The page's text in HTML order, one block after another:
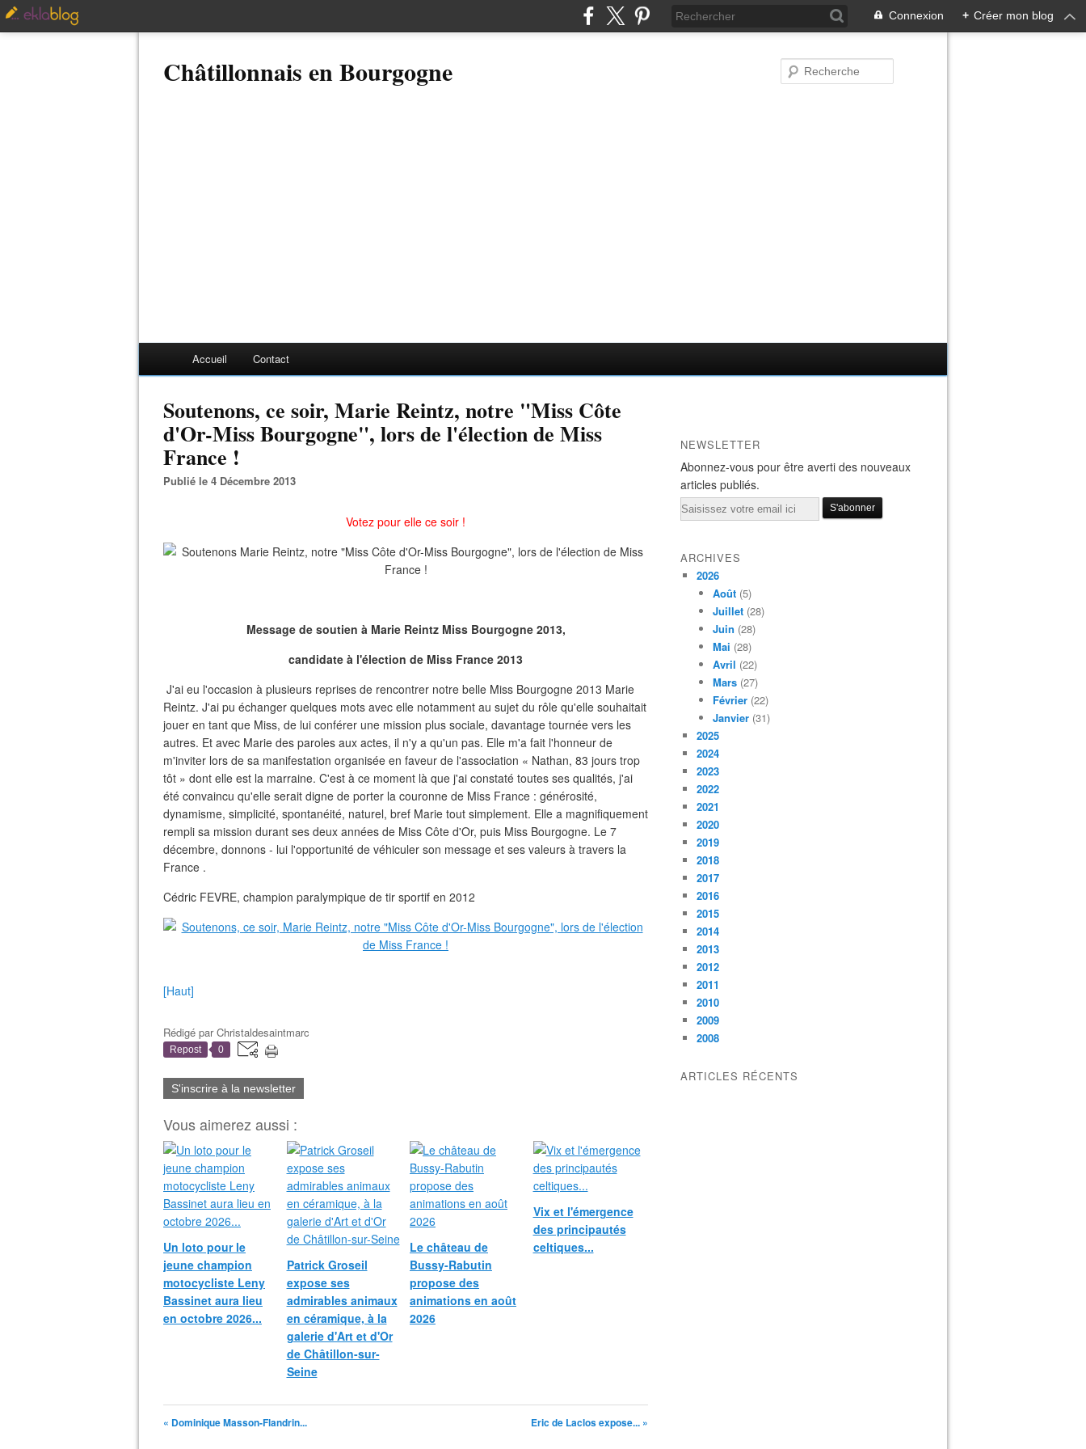
Connexion + Créer mon blog
Châtillonnais en Bourgogne
Accueil Contact
Soutenons, ce soir, Marie Reintz, notre "Miss Côte
d'Or-Miss Bourgogne", lors de l'élection de Miss
France !
Publié le 4 Décembre 2013
Votez pour elle ce soir !
Message de soutien à Marie Reintz Miss Bourgogne 2013,
candidate à l'élection de Miss France 2013
J'ai eu l'occasion à plusieurs reprises de rencontrer notre belle Miss Bourgogne 2013 Marie
Reintz. J'ai pu échanger quelques mots avec elle notamment au sujet du rôle qu'elle souhaitait
jouer en tant que Miss, de lui conférer une mission plus sociale, davantage tournée vers les
autres. Et avec Marie des paroles aux actes, il n'y a qu'un pas. Elle m'a fait l'honneur de
m'inviter lors de sa manifestation organisée en faveur de l'association « Nathan, 83 jours trop
tôt » dont elle est la marraine. C'est à ce moment là que j'ai constaté toutes ses qualités, j'ai
été convaincu qu'elle serait digne de porter la couronne de Miss France : générosité,
dynamisme, simplicité, spontanéité, naturel, bref Marie tout simplement. Elle a magnifiquement
rempli sa mission durant ses deux années de Miss Côte d'Or, puis Miss Bourgogne. Le 7
décembre, donnons - lui l'opportunité de véhiculer son message et ses valeurs à travers la
France .
Cédric FEVRE, champion paralympique de tir sportif en 2012
[Haut]
Rédigé parChristaldesaintmarc
Repost 0
S'inscrire à la newsletter
Vous aimerez aussi :
Un loto pour le
jeune champion
motocycliste Leny
Bassinet aura lieu
en octobre 2026...
Patrick Groseil
expose ses
admirables animaux
en céramique, à la
galerie d'Art et d'Or
de Châtillon-sur-
Seine
Le château de
Bussy-Rabutin
propose des
animations en août
2026
Vix et l'émergence
des principautés
celtiques...
« Dominique Masson-Flandrin... Eric de Laclos expose... »
NEWSLETTER
Abonnez-vous pour être averti des nouveaux
articles publiés.
Email
ARCHIVES
2026
Août (5)
Juillet (28)
Juin (28)
Mai (28)
Avril (22)
Mars (27)
Février (22)
Janvier (31)
2025
2024
2023
2022
2021
2020
2019
2018
2017
2016
2015
2014
2013
2012
2011
2010
2009
2008
ARTICLES RÉCENTS